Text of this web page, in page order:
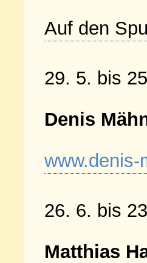
Auf den
29. 5. bis
Denis
26. 6. bis
Matthias